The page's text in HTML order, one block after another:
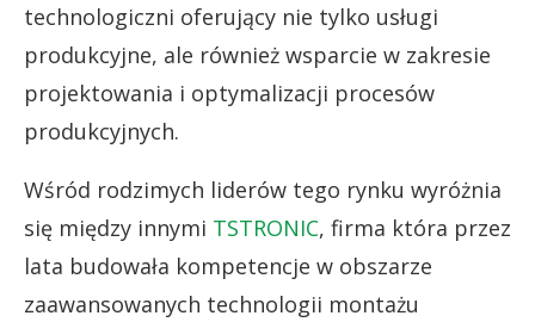
technologiczni oferujący nie tylko usługi
produkcyjne, ale również wsparcie w zakresie
projektowania i optymalizacji procesów
produkcyjnych.
Wśród rodzimych liderów tego rynku wyróżnia
się między innymi TSTRONIC, firma która przez
lata budowała kompetencje w obszarze
zaawansowanych technologii montażu